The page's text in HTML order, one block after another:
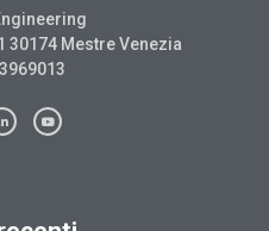
30174 Mestre Venezia